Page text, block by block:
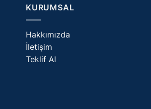
KURUMSAL
Hakkımızda
İletişim
Teklif Al